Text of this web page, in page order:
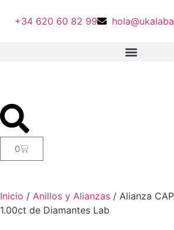
+34 620 60 82 99
0
Inicio / Anillos y Alianzas / Alianza
1.00ct de Diamantes Lab